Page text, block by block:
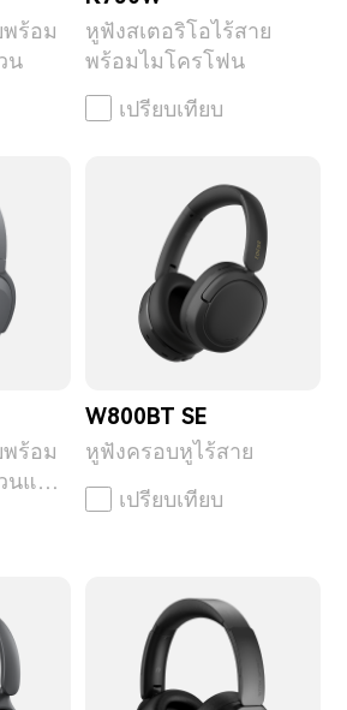
ร้อม
น
หูฟังสเตอริโอไร้สาย
พร้อมไมโครโฟน
เปรียบเทียบ
ร้อม
นแบบ
W800BT SE
หูฟังครอบหูไร้สาย
เปรียบเทียบ